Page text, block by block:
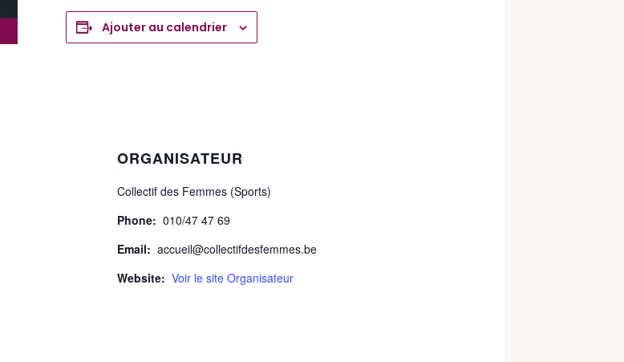
Ajouter au calendrier
ORGANISATEUR
Collectif des Femmes (Sports)
Phone: 010/47 47 69
Email: accueil@collectifdesfemmes.be
Website: Voir le site Organisateur